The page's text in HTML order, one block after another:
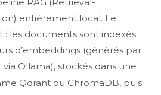
entièrement local. Le
: les documents sont indexés
d’embeddings (générés par
via Ollama), stockés dans une
Qdrant ou ChromaDB, puis